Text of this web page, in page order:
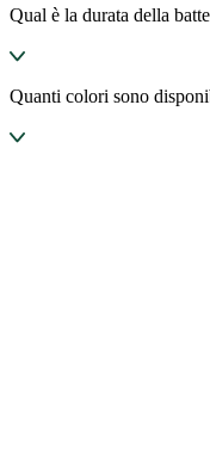
Qual è la durata della
Quanti colori sono